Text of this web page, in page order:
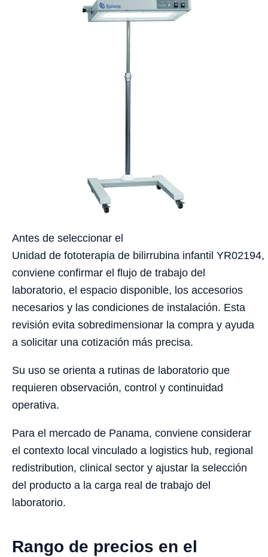
Antes de seleccionar el
Unidad de fototerapia de bilirrubina infantil YR02194,
conviene confirmar el flujo de trabajo del
laboratorio, el espacio disponible, los accesorios
necesarios y las condiciones de instalación. Esta
revisión evita sobredimensionar la compra y ayuda
a solicitar una cotización más precisa.
Su uso se orienta a rutinas de laboratorio que
requieren observación, control y continuidad
operativa.
Para el mercado de Panama, conviene considerar
el contexto local vinculado a logistics hub, regional
redistribution, clinical sector y ajustar la selección
del producto a la carga real de trabajo del
laboratorio.
Rango de precios en el